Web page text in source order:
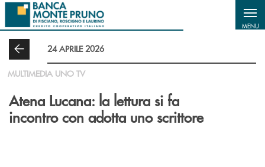
Salta al contenuto principale
MENU
24 APRILE 2026
MULTIMEDIA UNO TV
Atena Lucana: la lettura si fa
incontro con adotta uno scrittore